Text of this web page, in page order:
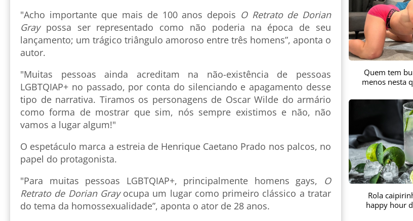
"Acho importante que mais de 100 anos depois O Retrato de Dorian
Graypossa ser representado como não poderia na época de seu
lançamento; um trágico triângulo amoroso entre três homens”, aponta o
autor.
"Muitas pessoas ainda acreditam na não-existência de pessoas
LGBTQIAP+ no passado, por conta do silenciando e apagamento desse
tipo de narrativa. Tiramos os personagens de Oscar Wilde do armário
como forma de mostrar que sim, nós sempre existimos e não, não
vamos a lugar algum!"
O espetáculo marca a estreia de Henrique Caetano Prado nos palcos, no
papel do protagonista.
"Para muitas pessoas LGBTQIAP+, principalmente homens gays, O
Retrato de Dorian Grayocupa um lugar como primeiro clássico a tratar
do tema da homossexualidade”, aponta o ator de 28 anos.
Quem tem
menos nesta
Rola
happy hour